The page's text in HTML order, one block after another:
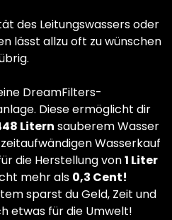
des Leitungswassers oder
lässt allzu oft zu wünschen
DreamFilters-
Diese ermöglicht dir
Litern sauberem Wasser
Wasserkauf
die Herstellung von1 Liter
mehr als 0,3 Cent!
sparst du Geld, Zeit und
etwas für die Umwelt!